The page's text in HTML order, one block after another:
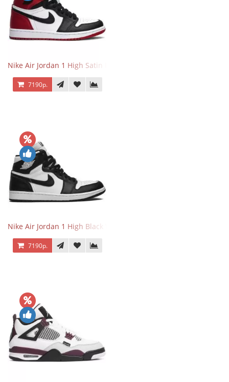
Nike Air Jordan 1 High Satin Black Toe
7190р.
Nike Air Jordan 1 High Black White
7190р.